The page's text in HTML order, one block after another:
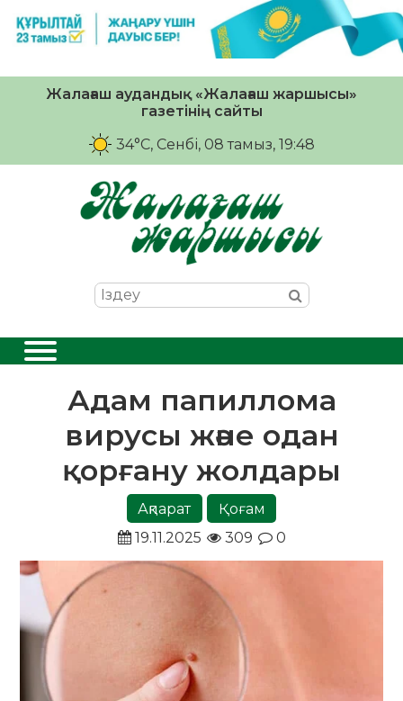
Жалағаш аудандық «Жалағаш жаршысы»
газетінің сайты
34°C, Сенбі, 08 тамыз, 19:48
Адам папиллома
вирусы және одан
қорғану жолдары
Ақпарат
Қоғам
19.11.2025
309 0